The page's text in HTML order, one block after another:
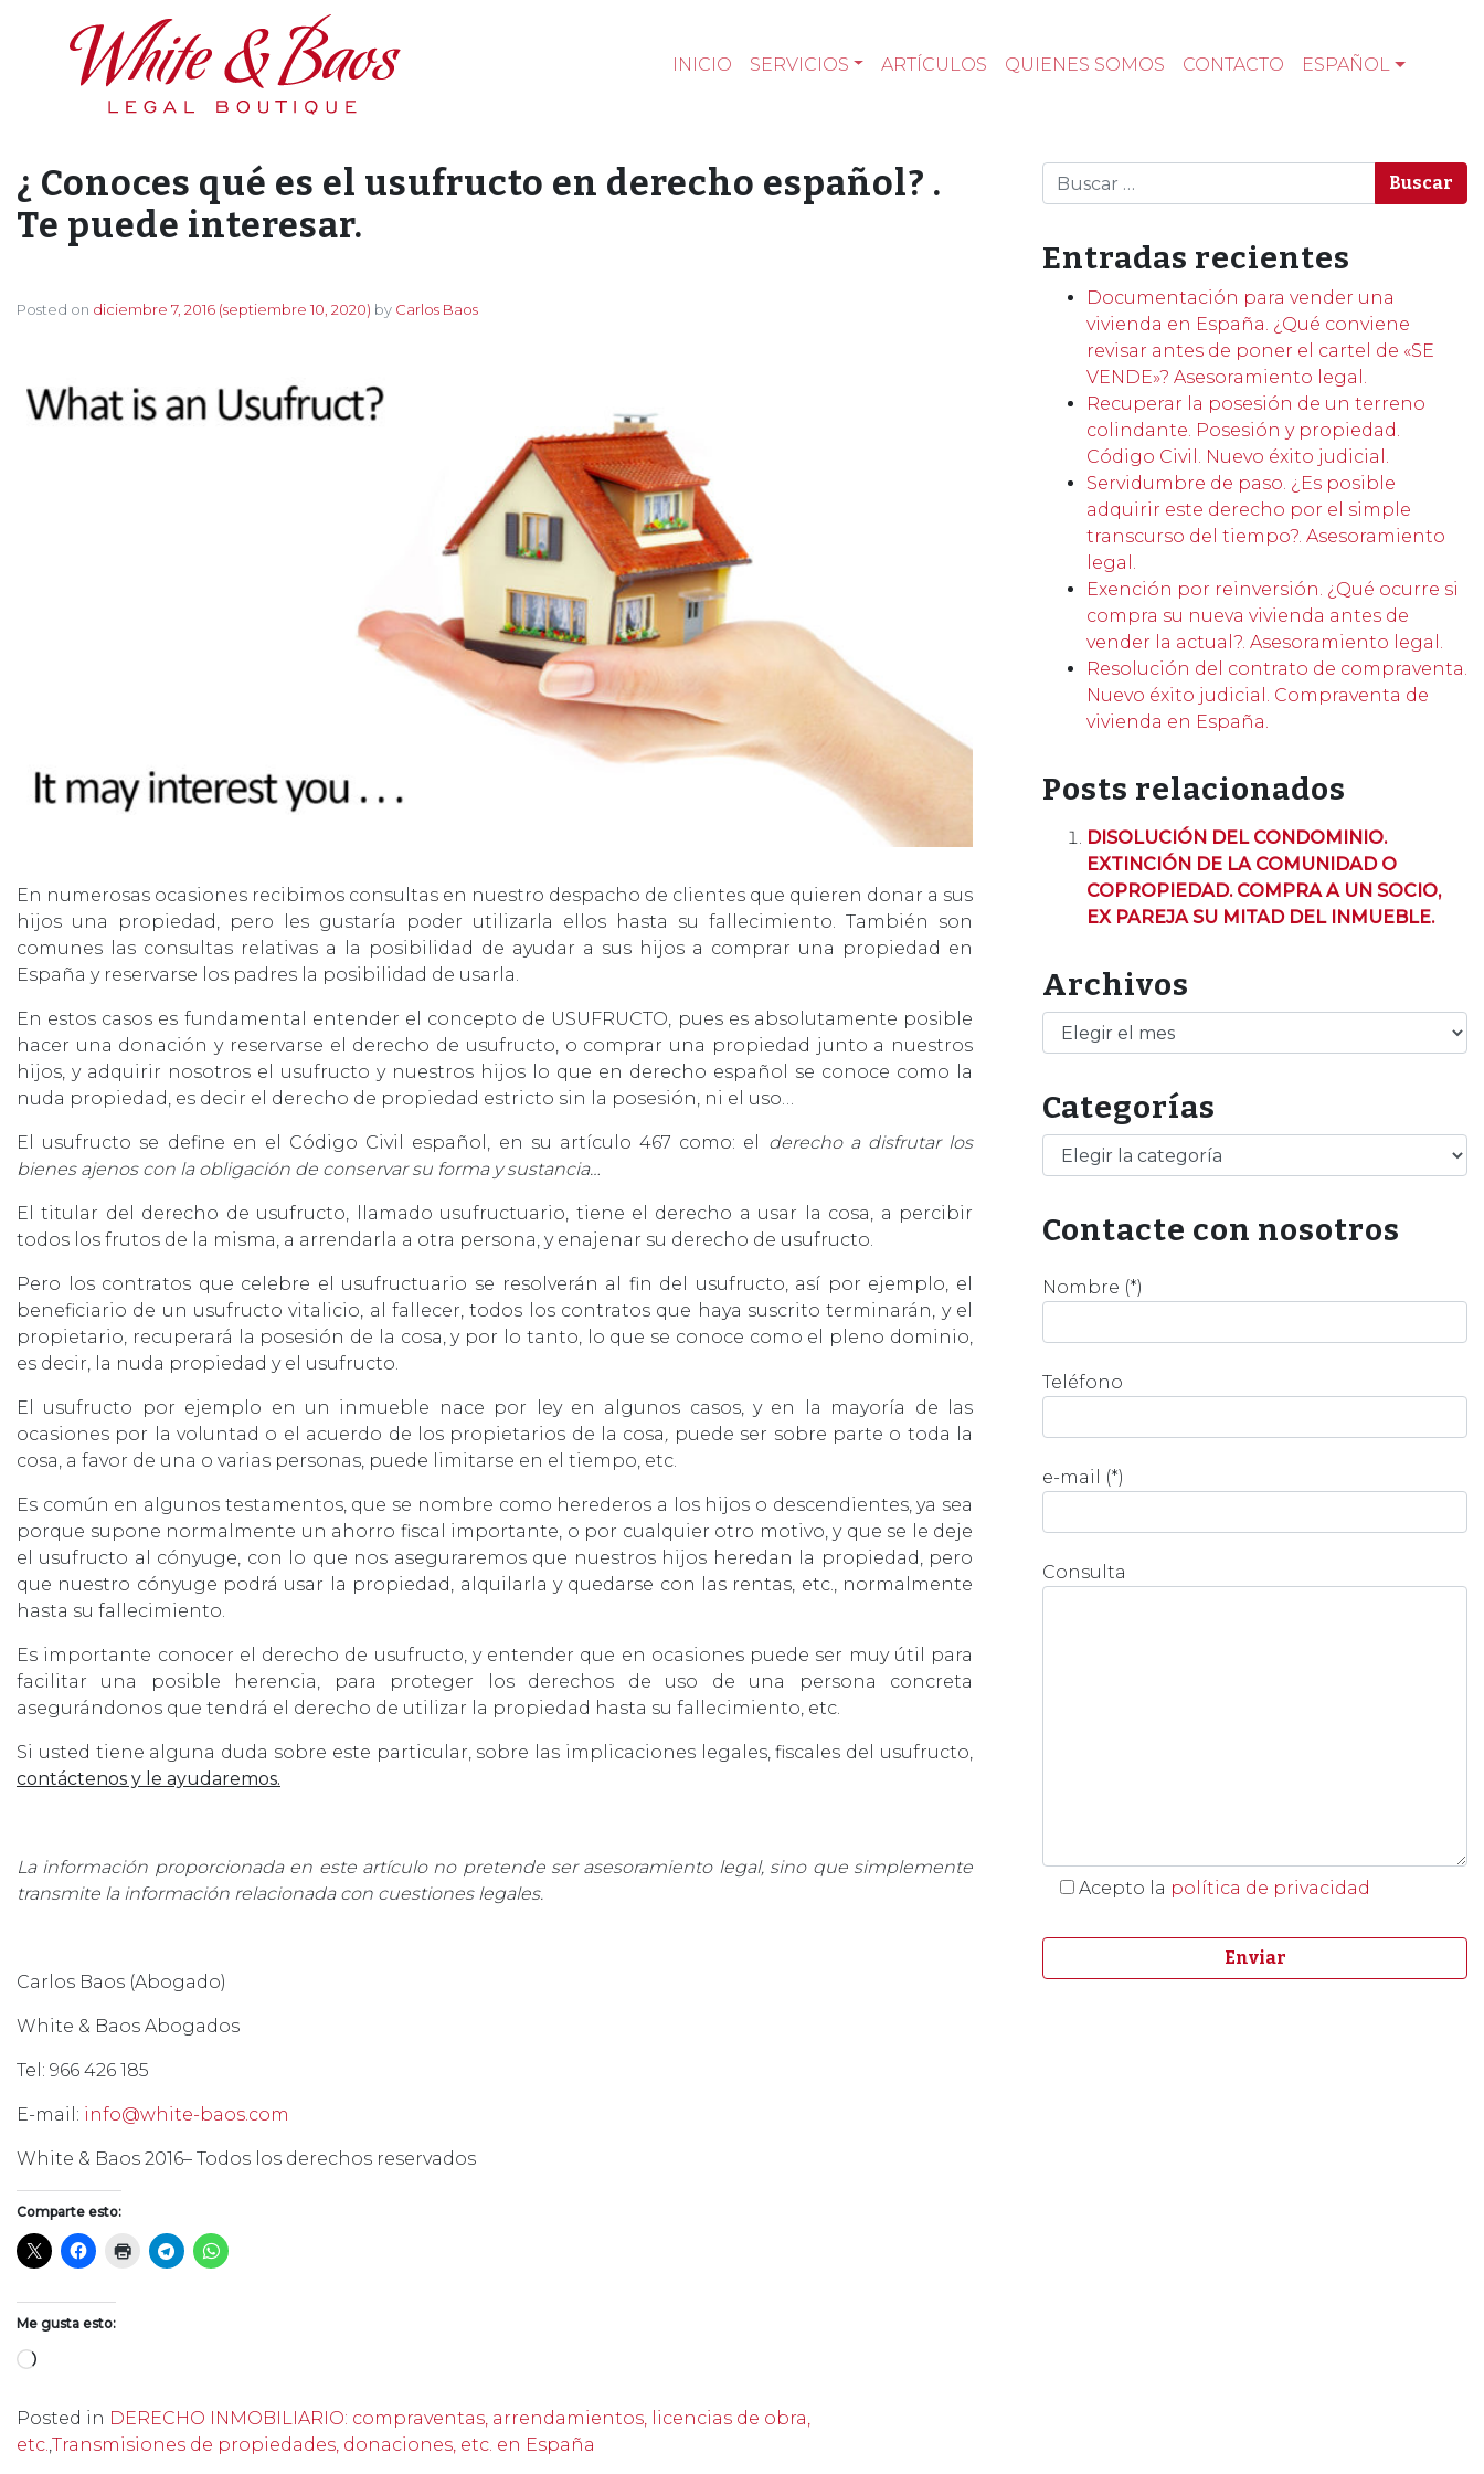
Main Navigation INICIO SERVICIOS ARTÍCULOS QUIENES SOMOS CONTACTO ESPAÑOL
¿ Conoces qué es el usufructo en derecho español? .
Te puede interesar.
Posted on diciembre 7, 2016 (septiembre 10, 2020) by Carlos Baos
En numerosas ocasiones recibimos consultas en nuestro despacho de clientes que quieren donar a sus
hijos una propiedad, pero les gustaría poder utilizarla ellos hasta su fallecimiento. También son
comunes las consultas relativas a la posibilidad de ayudar a sus hijos a comprar una propiedad en
España y reservarse los padres la posibilidad de usarla.
En estos casos es fundamental entender el concepto de USUFRUCTO, pues es absolutamente posible
hacer una donación y reservarse el derecho de usufructo, o comprar una propiedad junto a nuestros
hijos, y adquirir nosotros el usufructo y nuestros hijos lo que en derecho español se conoce como la
nuda propiedad, es decir el derecho de propiedad estricto sin la posesión, ni el uso…
El usufructo se define en el Código Civil español, en su artículo 467 como: el derecho a disfrutar los
bienes ajenos con la obligación de conservar su forma y sustancia…
El titular del derecho de usufructo, llamado usufructuario, tiene el derecho a usar la cosa, a percibir
todos los frutos de la misma, a arrendarla a otra persona, y enajenar su derecho de usufructo.
Pero los contratos que celebre el usufructuario se resolverán al fin del usufructo, así por ejemplo, el
beneficiario de un usufructo vitalicio, al fallecer, todos los contratos que haya suscrito terminarán, y el
propietario, recuperará la posesión de la cosa, y por lo tanto, lo que se conoce como el pleno dominio,
es decir, la nuda propiedad y el usufructo.
El usufructo por ejemplo en un inmueble nace por ley en algunos casos, y en la mayoría de las
ocasiones por la voluntad o el acuerdo de los propietarios de la cosa, puede ser sobre parte o toda la
cosa, a favor de una o varias personas, puede limitarse en el tiempo, etc.
Es común en algunos testamentos, que se nombre como herederos a los hijos o descendientes, ya sea
porque supone normalmente un ahorro fiscal importante, o por cualquier otro motivo, y que se le deje
el usufructo al cónyuge, con lo que nos aseguraremos que nuestros hijos heredan la propiedad, pero
que nuestro cónyuge podrá usar la propiedad, alquilarla y quedarse con las rentas, etc., normalmente
hasta su fallecimiento.
Es importante conocer el derecho de usufructo, y entender que en ocasiones puede ser muy útil para
facilitar una posible herencia, para proteger los derechos de uso de una persona concreta
asegurándonos que tendrá el derecho de utilizar la propiedad hasta su fallecimiento, etc.
Si usted tiene alguna duda sobre este particular, sobre las implicaciones legales, fiscales del usufructo,
contáctenos y le ayudaremos.
La información proporcionada en este artículo no pretende ser asesoramiento legal, sino que simplemente
transmite la información relacionada con cuestiones legales.
Carlos Baos (Abogado)
White & Baos Abogados
Tel: 966 426 185
E-mail: info@white-baos.com
White & Baos 2016– Todos los derechos reservados
Comparte esto:
Me gusta esto:
Cargando...
Posted in DERECHO INMOBILIARIO: compraventas, arrendamientos, licencias de obra,
etc.,Transmisiones de propiedades, donaciones, etc. en España
Buscar
Entradas recientes
Documentación para vender una
vivienda en España. ¿Qué conviene
revisar antes de poner el cartel de «SE
VENDE»? Asesoramiento legal.
Recuperar la posesión de un terreno
colindante. Posesión y propiedad.
Código Civil. Nuevo éxito judicial.
Servidumbre de paso. ¿Es posible
adquirir este derecho por el simple
transcurso del tiempo?. Asesoramiento
legal.
Exención por reinversión. ¿Qué ocurre si
compra su nueva vivienda antes de
vender la actual?. Asesoramiento legal.
Resolución del contrato de compraventa.
Nuevo éxito judicial. Compraventa de
vivienda en España.
Posts relacionados
DISOLUCIÓN DEL CONDOMINIO.
EXTINCIÓN DE LA COMUNIDAD O
COPROPIEDAD. COMPRA A UN SOCIO,
EX PAREJA SU MITAD DEL INMUEBLE.
Archivos
Archivos
Categorías
Categorías
Contacte con nosotros
Nombre (*)
Teléfono
e-mail (*)
Consulta
Acepto la política de privacidad